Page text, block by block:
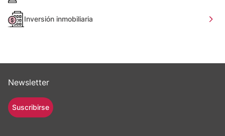
Inversión inmobiliaria
Newsletter
Suscribirse